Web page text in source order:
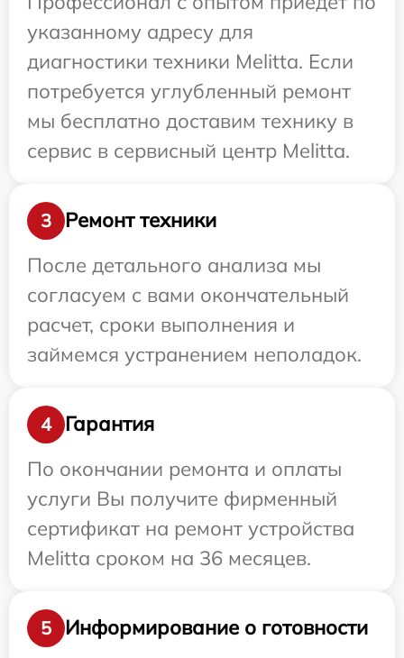
указанному адресу для
диагностики техники Melitta. Если
потребуется углубленный ремонт
мы бесплатно доставим технику в
сервис в сервисный центр Melitta.
3
Ремонт техники
После детального анализа мы
согласуем с вами окончательный
расчет, сроки выполнения и
займемся устранением неполадок.
4
Гарантия
По окончании ремонта и оплаты
услуги Вы получите фирменный
сертификат на ремонт устройства
Melitta сроком на 36 месяцев.
5
Информирование о готовности